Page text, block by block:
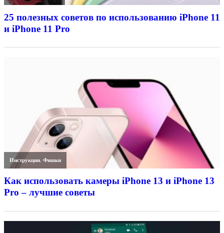
25 полезных советов по использованию iPhone 11
и iPhone 11 Pro
Инструкции,Фишки
Как использовать камеры iPhone 13 и iPhone 13
Pro – лучшие советы